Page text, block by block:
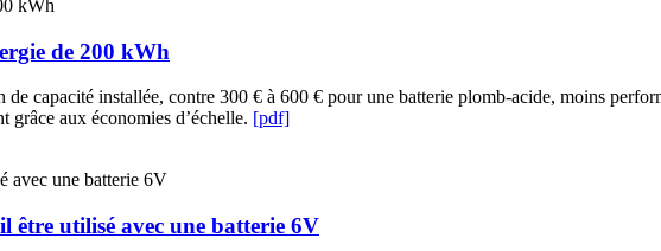
de 200 kWh
capacité installée, contre 300 € à 600 € pour une batterie plomb‑acide, moins
aux économies d’échelle. [pdf]
utilisé avec une batterie 6V